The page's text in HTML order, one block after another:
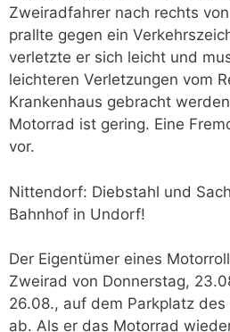
Zweiradfahrer nach rechts
prallte gegen ein
verletzte er sich leicht und
leichteren Verletzungen vom
Krankenhaus gebracht
Motorrad ist gering. Eine
vor.
Nittendorf: Diebstahl und
Bahnhof in Undorf!
Der Eigentümer eines
Zweirad von Donnerstag,
26.08., auf dem Parkplatz
ab. Als er das Motorrad